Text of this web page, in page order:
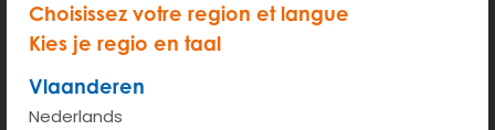
Choisissez votre region et langue
Kies je regio en taal
Vlaanderen
Nederlands
Peugeot 308 Berline